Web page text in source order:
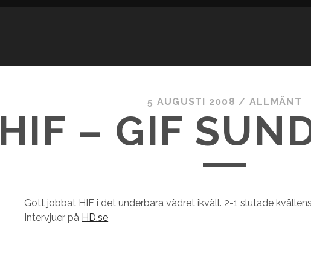
5 AUGUSTI 2008 / ALLMÄNT
HIF – GIF
Gott jobbat HIF i det underbara vädret ikväll. 2-1 slutade
Intervjuer på HD.se